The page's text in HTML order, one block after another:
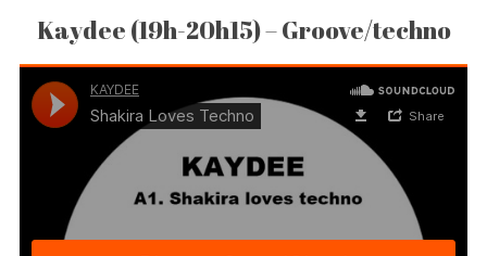
Kaydee (19h-20h15) – Groove/techno